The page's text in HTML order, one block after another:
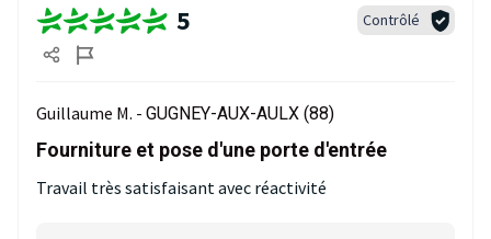
5 Contrôlé
Guillaume M. - GUGNEY-AUX-AULX (88)
Fourniture et pose d'une porte d'entrée
Travail très satisfaisant avec réactivité